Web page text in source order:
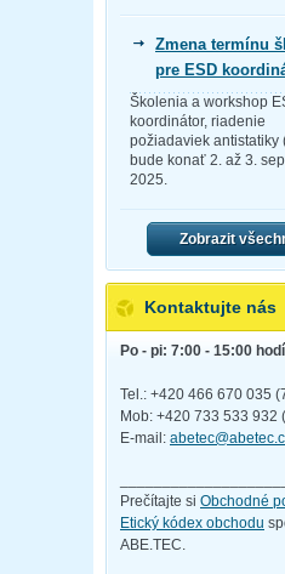
Zmena termínu
pre ESD
Školenia a workshop
koordinátor, riadenie
požiadaviek antistatiky
bude konať 2. až 3.
2025.
Zobrazit
Kontaktujte nás
Po - pi: 7:00 - 15:00
Tel.: +420 466 670 035
Mob: +420 733 533 932
E-mail:
Prečítajte si Obchodné
Etický kódex obchodu
ABE.TEC.